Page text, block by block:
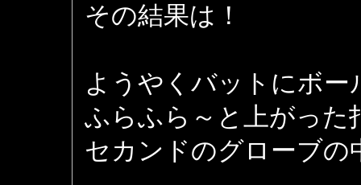
その結果は！
ようやくバットにボー
ふらふら～と上がった
セカンドのグローブの